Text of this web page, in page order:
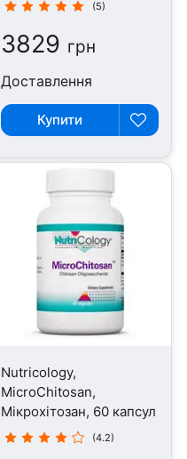
(5)
3829 грн
Доставлення
Купити
Nutricology,
MicroChitosan,
Мікрохітозан, 60 капсул
(4.2)